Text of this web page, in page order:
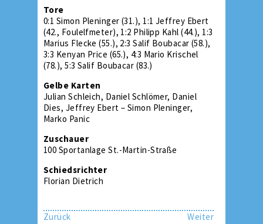
Tore
0:1 Simon Pleninger (31.), 1:1 Jeffrey Ebert
(42., Foulelfmeter), 1:2 Philipp Kahl (44.), 1:3
Marius Flecke (55.), 2:3 Salif Boubacar (58.),
3:3 Kenyan Price (65.), 4:3 Mario Krischel
(78.), 5:3 Salif Boubacar (83.)
Gelbe Karten
Julian Schleich, Daniel Schlömer, Daniel
Dies, Jeffrey Ebert – Simon Pleninger,
Marko Panic
Zuschauer
100 Sportanlage St.-Martin-Straße
Schiedsrichter
Florian Dietrich
Zurück Weiter